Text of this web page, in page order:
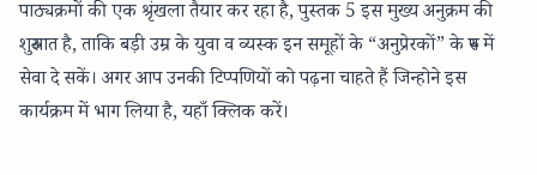
पाठ्यक्रमों की एक श्रृंखला तैयार कर रहा है,पुस्तक 5 इस मुख्य अनुक्रम की
शुरुआत है, ताकि बड़ी उम्र के युवा व व्यस्क इन समूहों के “अनुप्रेरकों” के रुप में
सेवा दे सकें। अगर आप उनकी टिप्पणियों को पढ़ना चाहते हैं जिन्होने इस
कार्यक्रम में भाग लिया है,यहाँक्लिक करें।